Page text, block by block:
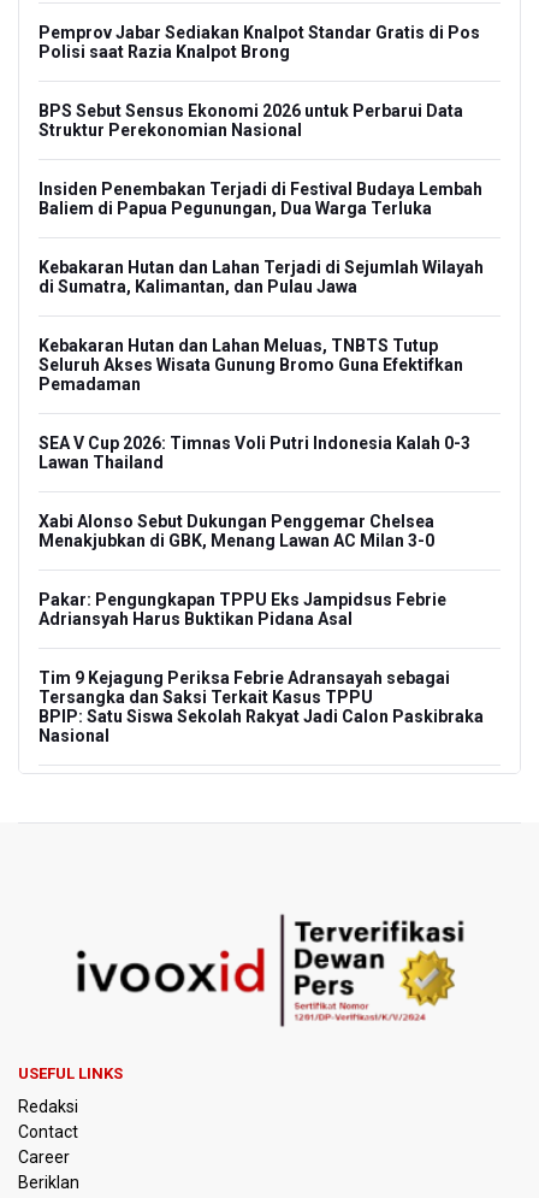
Pemprov Jabar Sediakan Knalpot Standar Gratis di Pos
Polisi saat Razia Knalpot Brong
BPS Sebut Sensus Ekonomi 2026 untuk Perbarui Data
Struktur Perekonomian Nasional
Insiden Penembakan Terjadi di Festival Budaya Lembah
Baliem di Papua Pegunungan, Dua Warga Terluka
Kebakaran Hutan dan Lahan Terjadi di Sejumlah Wilayah
di Sumatra, Kalimantan, dan Pulau Jawa
Kebakaran Hutan dan Lahan Meluas, TNBTS Tutup
Seluruh Akses Wisata Gunung Bromo Guna Efektifkan
Pemadaman
SEA V Cup 2026: Timnas Voli Putri Indonesia Kalah 0-3
Lawan Thailand
Xabi Alonso Sebut Dukungan Penggemar Chelsea
Menakjubkan di GBK, Menang Lawan AC Milan 3-0
Pakar: Pengungkapan TPPU Eks Jampidsus Febrie
Adriansyah Harus Buktikan Pidana Asal
Tim 9 Kejagung Periksa Febrie Adransayah sebagai
Tersangka dan Saksi Terkait Kasus TPPU
BPIP: Satu Siswa Sekolah Rakyat Jadi Calon Paskibraka
Nasional
Pemprov DKI Jakarta Pastikan Data Pajak dan Aset
Daerah Aman dari Kebakaran Bapenda
Pertumbuhan Ekonomi 5,3 Persen Belum Cukup
Masih Selektif
Anggota DPR Desak Polisi Usut Tuntas Temuan Ratusan
USEFUL LINKS
Redaksi
Contact
Career
Beriklan